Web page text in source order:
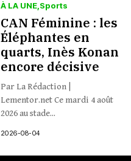
À LA UNE Sports
CAN Féminine : les
Éléphantes en
quarts, Inès Konan
encore décisive
Par La Rédaction |
Lementor.net Ce mardi 4 août
2026 au stade...
2026-08-04